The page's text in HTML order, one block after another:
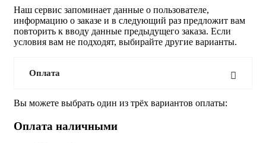
Наш сервис запоминает данные о пользователе,
информацию о заказе и в следующий раз предложит вам
повторить к вводу данные предыдущего заказа. Если
условия вам не подходят, выбирайте другие варианты.
Оплата
Вы можете выбрать один из трёх вариантов оплаты:
Оплата наличными